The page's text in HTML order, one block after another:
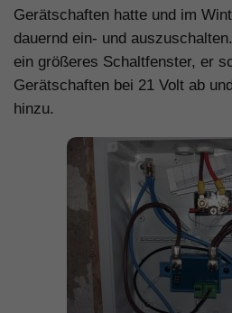
Gerätschaften hatte und im
dauernd ein- und
ein größeres Schaltfenster, er
Gerätschaften bei 21 Volt ab
hinzu.